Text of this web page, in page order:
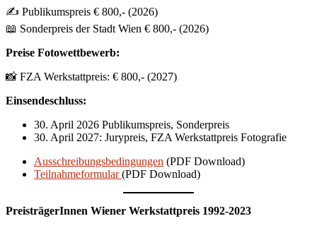
✍️ Publikumspreis € 800,- (2026)
📖 Sonderpreis der Stadt Wien € 800,- (2026)
Preise Fotowettbewerb:
📸 FZA Werkstattpreis: € 800,- (2027)
Einsendeschluss:
30. April 2026 Publikumspreis, Sonderpreis
30. April 2027: Jurypreis, FZA Werkstattpreis Fotografie
Ausschreibungsbedingungen (PDF Download)
Teilnahmeformular(PDF Download)
PreisträgerInnen Wiener Werkstattpreis 1992-2023